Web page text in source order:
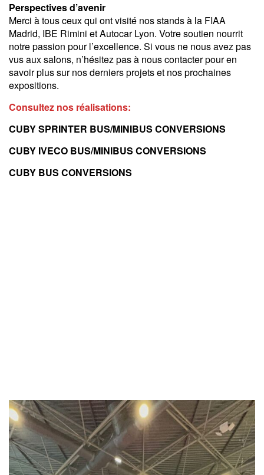
Perspectives d’avenir
Merci à tous ceux qui ont visité nos stands à la FIAA
Madrid, IBE Rimini et Autocar Lyon. Votre soutien nourrit
notre passion pour l’excellence. Si vous ne nous avez pas
vus aux salons, n’hésitez pas à nous contacter pour en
savoir plus sur nos derniers projets et nos prochaines
expositions.
Consultez nos réalisations:
CUBY SPRINTER BUS/MINIBUS CONVERSIONS
CUBY IVECO BUS/MINIBUS CONVERSIONS
CUBY BUS CONVERSIONS